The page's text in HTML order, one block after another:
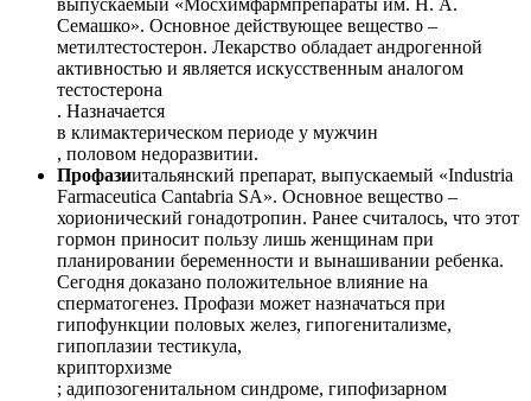
Семашко». Основное действующее вещество –
метилтестостерон. Лекарство обладает андрогенной
активностью и является искусственным аналогом
тестостерона
. Назначается
в климактерическом периоде у мужчин
, половом недоразвитии.
Профазиитальянский препарат, выпускаемый «Industria
Farmaceutica Cantabria SA». Основное вещество –
хорионический гонадотропин. Ранее считалось, что этот
гормон приносит пользу лишь женщинам при
планировании беременности и вынашивании ребенка.
Сегодня доказано положительное влияние на
сперматогенез. Профази может назначаться при
гипофункции половых желез, гипогенитализме,
гипоплазии тестикула,
крипторхизме
; адипозогенитальном синдроме, гипофизарном